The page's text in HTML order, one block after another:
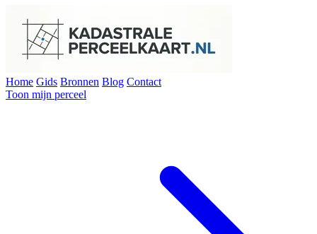
Home Gids Bronnen Blog Contact
Toon mijn perceel